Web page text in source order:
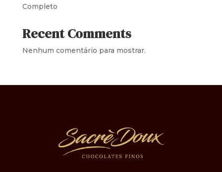
Completo
Recent Comments
Nenhum comentário para mostrar.